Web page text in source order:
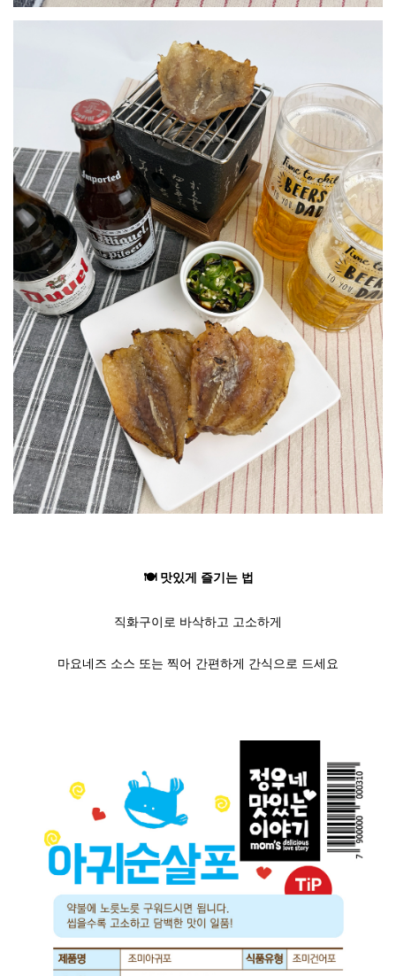
🍽️ 맛있게 즐기는 법
직화구이로 바삭하고 고소하게
마요네즈 소스 또는 찍어 간편하게 간식으로 드세요